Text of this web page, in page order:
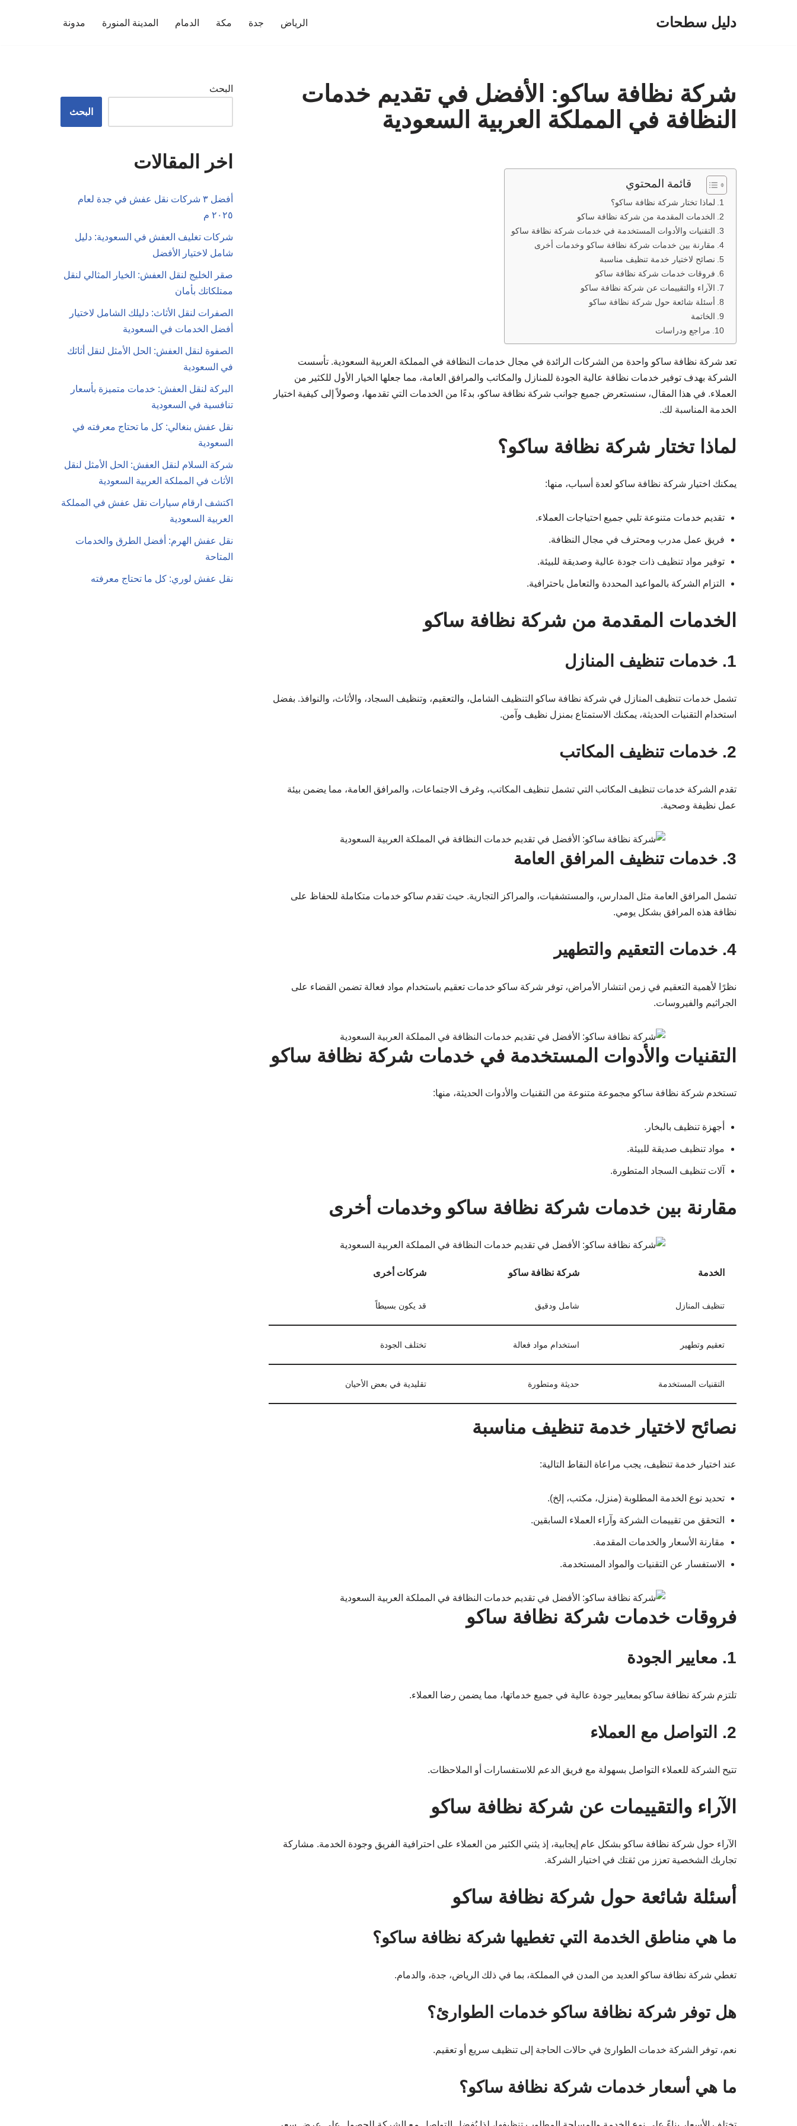
دليل سطحات الرياض جدة مكة الدمام المدينة المنورة مدونة
شركة نظافة ساكو: الأفضل في تقديم خدمات
النظافة في المملكة العربية السعودية
قائمة المحتوي
لماذا تختار شركة نظافة ساكو؟
الخدمات المقدمة من شركة نظافة ساكو
التقنيات والأدوات المستخدمة في خدمات شركة نظافة ساكو
مقارنة بين خدمات شركة نظافة ساكو وخدمات أخرى
نصائح لاختيار خدمة تنظيف مناسبة
فروقات خدمات شركة نظافة ساكو
الآراء والتقييمات عن شركة نظافة ساكو
أسئلة شائعة حول شركة نظافة ساكو
الخاتمة
مراجع ودراسات
تعد شركة نظافة ساكو واحدة من الشركات الرائدة في مجال خدمات النظافة في المملكة العربية السعودية. تأسست
الشركة بهدف توفير خدمات نظافة عالية الجودة للمنازل والمكاتب والمرافق العامة، مما جعلها الخيار الأول للكثير من
العملاء. في هذا المقال، سنستعرض جميع جوانب شركة نظافة ساكو، بدءًا من الخدمات التي تقدمها، وصولاً إلى كيفية اختيار
الخدمة المناسبة لك.
لماذا تختار شركة نظافة ساكو؟
يمكنك اختيار شركة نظافة ساكو لعدة أسباب، منها:
تقديم خدمات متنوعة تلبي جميع احتياجات العملاء.
فريق عمل مدرب ومحترف في مجال النظافة.
توفير مواد تنظيف ذات جودة عالية وصديقة للبيئة.
التزام الشركة بالمواعيد المحددة والتعامل باحترافية.
الخدمات المقدمة من شركة نظافة ساكو
1. خدمات تنظيف المنازل
تشمل خدمات تنظيف المنازل في شركة نظافة ساكو التنظيف الشامل، والتعقيم، وتنظيف السجاد، والأثاث، والنوافذ. بفضل
استخدام التقنيات الحديثة، يمكنك الاستمتاع بمنزل نظيف وآمن.
2. خدمات تنظيف المكاتب
تقدم الشركة خدمات تنظيف المكاتب التي تشمل تنظيف المكاتب، وغرف الاجتماعات، والمرافق العامة، مما يضمن بيئة
عمل نظيفة وصحية.
3. خدمات تنظيف المرافق العامة
تشمل المرافق العامة مثل المدارس، والمستشفيات، والمراكز التجارية. حيث تقدم ساكو خدمات متكاملة للحفاظ على
نظافة هذه المرافق بشكل يومي.
4. خدمات التعقيم والتطهير
نظرًا لأهمية التعقيم في زمن انتشار الأمراض، توفر شركة ساكو خدمات تعقيم باستخدام مواد فعالة تضمن القضاء على
الجراثيم والفيروسات.
التقنيات والأدوات المستخدمة في خدمات شركة نظافة ساكو
تستخدم شركة نظافة ساكو مجموعة متنوعة من التقنيات والأدوات الحديثة، منها:
أجهزة تنظيف بالبخار.
مواد تنظيف صديقة للبيئة.
آلات تنظيف السجاد المتطورة.
مقارنة بين خدمات شركة نظافة ساكو وخدمات أخرى
الخدمة شركة نظافة ساكو شركات أخرى
تنظيف المنازل شامل ودقيق قد يكون بسيطاً
تعقيم وتطهير استخدام مواد فعالة تختلف الجودة
التقنيات المستخدمة حديثة ومتطورة تقليدية في بعض الأحيان
نصائح لاختيار خدمة تنظيف مناسبة
عند اختيار خدمة تنظيف، يجب مراعاة النقاط التالية:
تحديد نوع الخدمة المطلوبة (منزل، مكتب، إلخ).
التحقق من تقييمات الشركة وآراء العملاء السابقين.
مقارنة الأسعار والخدمات المقدمة.
الاستفسار عن التقنيات والمواد المستخدمة.
فروقات خدمات شركة نظافة ساكو
1. معايير الجودة
تلتزم شركة نظافة ساكو بمعايير جودة عالية في جميع خدماتها، مما يضمن رضا العملاء.
2. التواصل مع العملاء
تتيح الشركة للعملاء التواصل بسهولة مع فريق الدعم للاستفسارات أو الملاحظات.
الآراء والتقييمات عن شركة نظافة ساكو
الآراء حول شركة نظافة ساكو بشكل عام إيجابية، إذ يثني الكثير من العملاء على احترافية الفريق وجودة الخدمة. مشاركة
تجاربك الشخصية تعزز من ثقتك في اختيار الشركة.
أسئلة شائعة حول شركة نظافة ساكو
ما هي مناطق الخدمة التي تغطيها شركة نظافة ساكو؟
تغطي شركة نظافة ساكو العديد من المدن في المملكة، بما في ذلك الرياض، جدة، والدمام.
هل توفر شركة نظافة ساكو خدمات الطوارئ؟
نعم، توفر الشركة خدمات الطوارئ في حالات الحاجة إلى تنظيف سريع أو تعقيم.
ما هي أسعار خدمات شركة نظافة ساكو؟
البحث
البحث
اخر المقالات
أفضل ٣ شركات نقل عفش في جدة لعام
٢٠٢٥ م
شركات تغليف العفش في السعودية: دليل
شامل لاختيار الأفضل
صقر الخليج لنقل العفش: الخيار المثالي لنقل
ممتلكاتك بأمان
الصفرات لنقل الأثاث: دليلك الشامل لاختيار
أفضل الخدمات في السعودية
الصفوة لنقل العفش: الحل الأمثل لنقل أثاثك
في السعودية
البركة لنقل العفش: خدمات متميزة بأسعار
تنافسية في السعودية
نقل عفش بنغالي: كل ما تحتاج معرفته في
السعودية
شركة السلام لنقل العفش: الحل الأمثل لنقل
الأثاث في المملكة العربية السعودية
اكتشف ارقام سيارات نقل عفش في المملكة
العربية السعودية
نقل عفش الهرم: أفضل الطرق والخدمات
المتاحة
نقل عفش لوري: كل ما تحتاج معرفته